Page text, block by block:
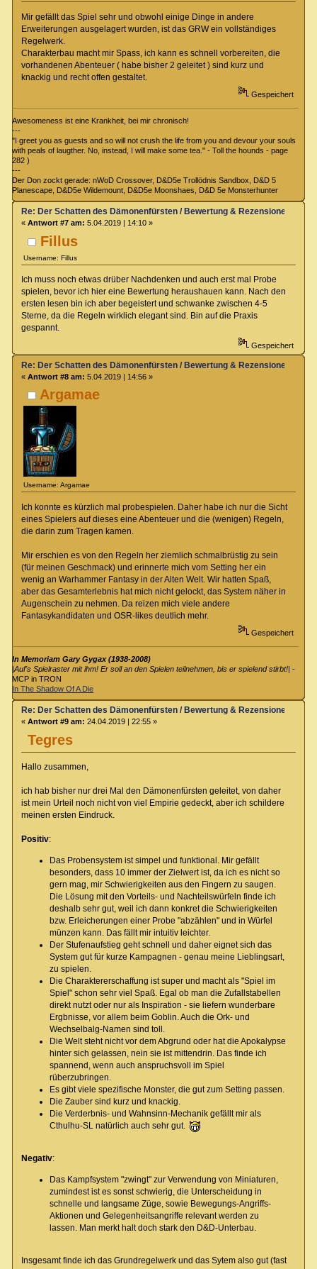
Mir gefällt das Spiel sehr und obwohl einige Dinge in andere
Erweiterungen ausgelagert wurden, ist das GRW ein vollständiges
Regelwerk.
Charakterbau macht mir Spass, ich kann es schnell vorbereiten, die
vorhandenen Abenteuer ( habe bisher 2 geleitet ) sind kurz und
knackig und recht offen gestaltet.
Gespeichert
Awesomeness ist eine Krankheit, bei mir chronisch!
---
"I greet you as guests and so will not crush the life from you and devour your souls
with peals of laugther. No, instead, I will make some tea." - Toll the hounds - page
282 )
---
Der Don zockt gerade: nWoD Crossover, D&D5e Trollödnis Sandbox, D&D 5
Planescape, D&D5e Wildemount, D&D5e Moonshaes, D&D 5e Monsterhunter
Fillus
Username: Fillus
Re: Der Schatten des Dämonenfürsten / Bewertung & Rezensionen
« Antwort #7 am: 5.04.2019 | 14:10 »
Ich muss noch etwas drüber Nachdenken und auch erst mal Probe
spielen, bevor ich hier eine Bewertung heraushauen kann. Nach den
ersten lesen bin ich aber begeistert und schwanke zwischen 4-5
Sterne, da die Regeln wirklich elegant sind. Bin auf die Praxis
gespannt.
Gespeichert
Argamae
Username: Argamae
Re: Der Schatten des Dämonenfürsten / Bewertung & Rezensionen
« Antwort #8 am: 5.04.2019 | 14:56 »
Ich konnte es kürzlich mal probespielen. Daher habe ich nur die Sicht
eines Spielers auf dieses eine Abenteuer und die (wenigen) Regeln,
die darin zum Tragen kamen.
Mir erschien es von den Regeln her ziemlich schmalbrüstig zu sein
(für meinen Geschmack) und erinnerte mich vom Setting her ein
wenig an Warhammer Fantasy in der Alten Welt. Wir hatten Spaß,
aber das Gesamterlebnis hat mich nicht gelockt, das System näher in
Augenschein zu nehmen. Da reizen mich viele andere
Fantasykandidaten und OSR-likes deutlich mehr.
Gespeichert
In Memoriam Gary Gygax (1938-2008)
|Auf's Spielraster mit ihm! Er soll an den Spielen teilnehmen, bis er spielend stirbt!| -
MCP in TRON
In The Shadow Of A Die
Tegres
Re: Der Schatten des Dämonenfürsten / Bewertung & Rezensionen
« Antwort #9 am: 24.04.2019 | 22:55 »
Hallo zusammen,
ich hab bisher nur drei Mal den Dämonenfürsten geleitet, von daher
ist mein Urteil noch nicht von viel Empirie gedeckt, aber ich schildere
meinen ersten Eindruck.
Positiv:
Das Probensystem ist simpel und funktional. Mir gefällt
besonders, dass 10 immer der Zielwert ist, da ich es nicht so
gern mag, mir Schwierigkeiten aus den Fingern zu saugen.
Die Lösung mit den Vorteils- und Nachteilswürfeln finde ich
deshalb sehr gut, weil ich dann konkret die Schwierigkeiten
bzw. Erleicherungen einer Probe "abzählen" und in Würfel
münzen kann. Das fällt mir intuitiv leichter.
Der Stufenaufstieg geht schnell und daher eignet sich das
System gut für kurze Kampagnen - genau meine Lieblingsart,
zu spielen.
Die Charaktererschaffung ist super und macht als "Spiel im
Spiel" schon sehr viel Spaß. Egal ob man die Zufallstabellen
direkt nutzt oder nur als Inspiration - sie liefern wunderbare
Ergbnisse, vor allem beim Goblin. Auch die Ork- und
Wechselbalg-Namen sind toll.
Die Welt steht nicht vor dem Abgrund oder hat die Apokalypse
hinter sich gelassen, nein sie ist mittendrin. Das finde ich
spannend, wenn auch anspruchsvoll im Spiel
rüberzubringen.
Es gibt viele spezifische Monster, die gut zum Setting passen.
Die Zauber sind kurz und knackig.
Die Verderbnis- und Wahnsinn-Mechanik gefällt mir als
Cthulhu-SL natürlich auch sehr gut.
Negativ:
Das Kampfsystem "zwingt" zur Verwendung von Miniaturen,
zumindest ist es sonst schwierig, die Unterscheidung in
schnelle und langsame Züge, sowie Bewegungs-Angriffs-
Aktionen und Gelegenheitsangriffe relevant werden zu
lassen. Man merkt halt doch stark den D&D-Unterbau.
Insgesamt finde ich das Grundregelwerk und das Sytem also gut (fast